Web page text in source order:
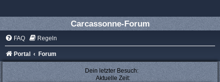
Carcassonne-Forum
FAQ Regeln
Portal Forum
Dein letzter Besuch:
Aktuelle Zeit: